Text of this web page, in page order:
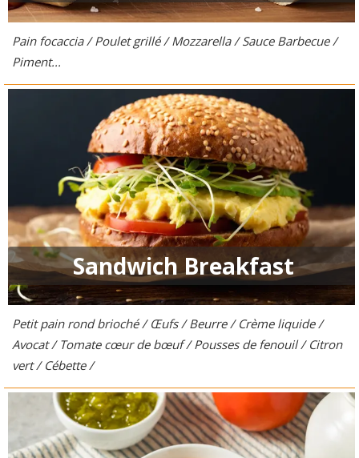
Pain focaccia / Poulet grillé / Mozzarella / Sauce Barbecue /
Piment...
Sandwich Breakfast
Petit pain rond brioché / Œufs / Beurre / Crème liquide /
Avocat / Tomate cœur de bœuf / Pousses de fenouil / Citron
vert / Cébette /